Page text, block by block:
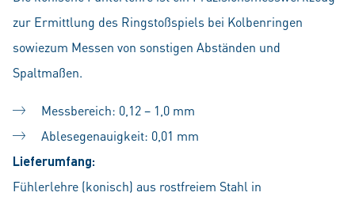
zur Ermittlung des Ringstoßspiels bei Kolbenringen
sowiezum Messen von sonstigen Abständen und
Spaltmaßen.
Messbereich: 0,12 – 1,0 mm
Ablesegenauigkeit: 0,01 mm
Lieferumfang:
Fühlerlehre (konisch) aus rostfreiem Stahl in